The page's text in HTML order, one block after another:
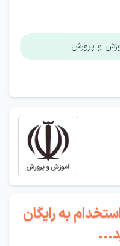
و پرورش
به رایگان